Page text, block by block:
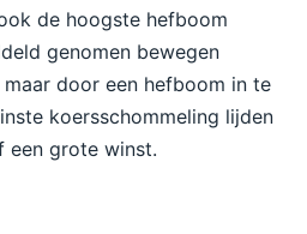
de hoogste hefboom
genomen bewegen
maar door een hefboom in te
koersschommeling lijden
een grote winst.